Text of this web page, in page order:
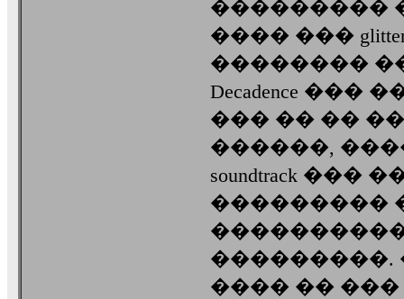
���������
���� ���
��������
Decadence
��� �� ��
������,
soundtrack
���������
����������
���������.
���� �� ���